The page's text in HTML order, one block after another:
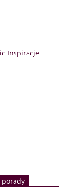
Inspiracje
porady